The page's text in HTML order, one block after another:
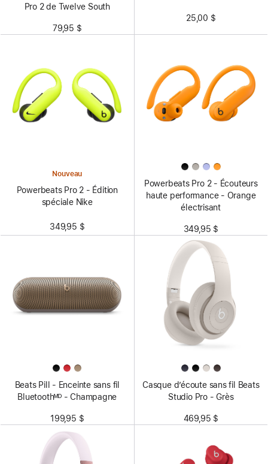
Pro 2 de Twelve South
79,95 $
25,00 $
Nouveau
Powerbeats Pro 2 - Édition
spéciale Nike
349,95 $
Powerbeats Pro 2 - Écouteurs
haute performance - Orange
électrisant
349,95 $
Beats Pill - Enceinte sans fil
Bluetoothᴹᴰ - Champagne
199,95 $
Casque d’écoute sans fil Beats
Studio Pro - Grès
469,95 $